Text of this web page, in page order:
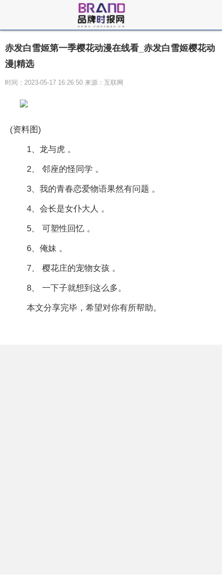
赤发白雪姬第一季樱花动漫在线看_赤发白雪姬樱花动
漫|精选
时间：2023-05-17 16:26:50 来源：互联网
(资料图)
1、龙与虎 。
2、 邻座的怪同学 。
3、我的青春恋爱物语果然有问题 。
4、会长是女仆大人 。
5、 可塑性回忆 。
6、俺妹 。
7、 樱花庄的宠物女孩 。
8、 一下子就想到这么多。
本文分享完毕，希望对你有所帮助。